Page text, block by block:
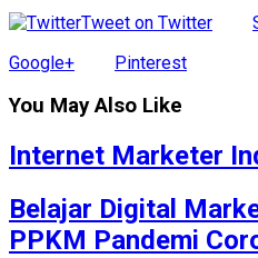
Tweet on Twitter
Google+
Pinterest
You May Also Like
Internet Marketer
Belajar Digital
PPKM Pandemi